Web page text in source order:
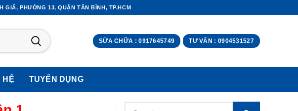
GIÃ, PHƯỜNG 13, QUẬN TÂN BÌNH, TP.HCM
SỬA CHỮA : 0917645749 TƯ VẤN : 0904531527
HỆ TUYỂN DỤNG